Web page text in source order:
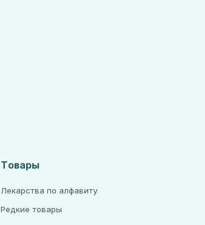
Товары
Лекарства по алфавиту
Редкие товары